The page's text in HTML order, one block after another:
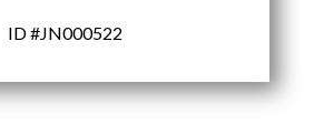
ID #JN000522